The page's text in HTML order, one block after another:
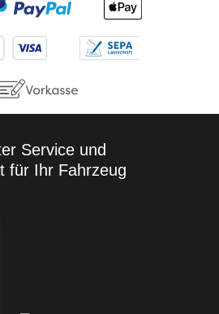
Service und
für Ihr Fahrzeug